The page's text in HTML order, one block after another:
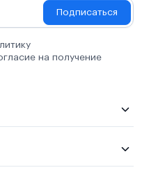
Подписаться
на получение